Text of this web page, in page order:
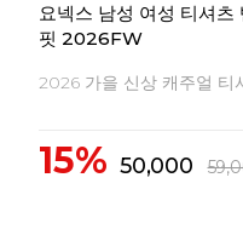
요넥스 남성 여성 티셔츠
핏 2026FW
2026 가을 신상 캐주얼 티
15% 50,000